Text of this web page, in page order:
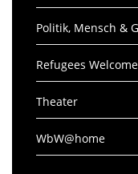
Politik, Mensch &
Refugees Welcome
Theater
WbW@home